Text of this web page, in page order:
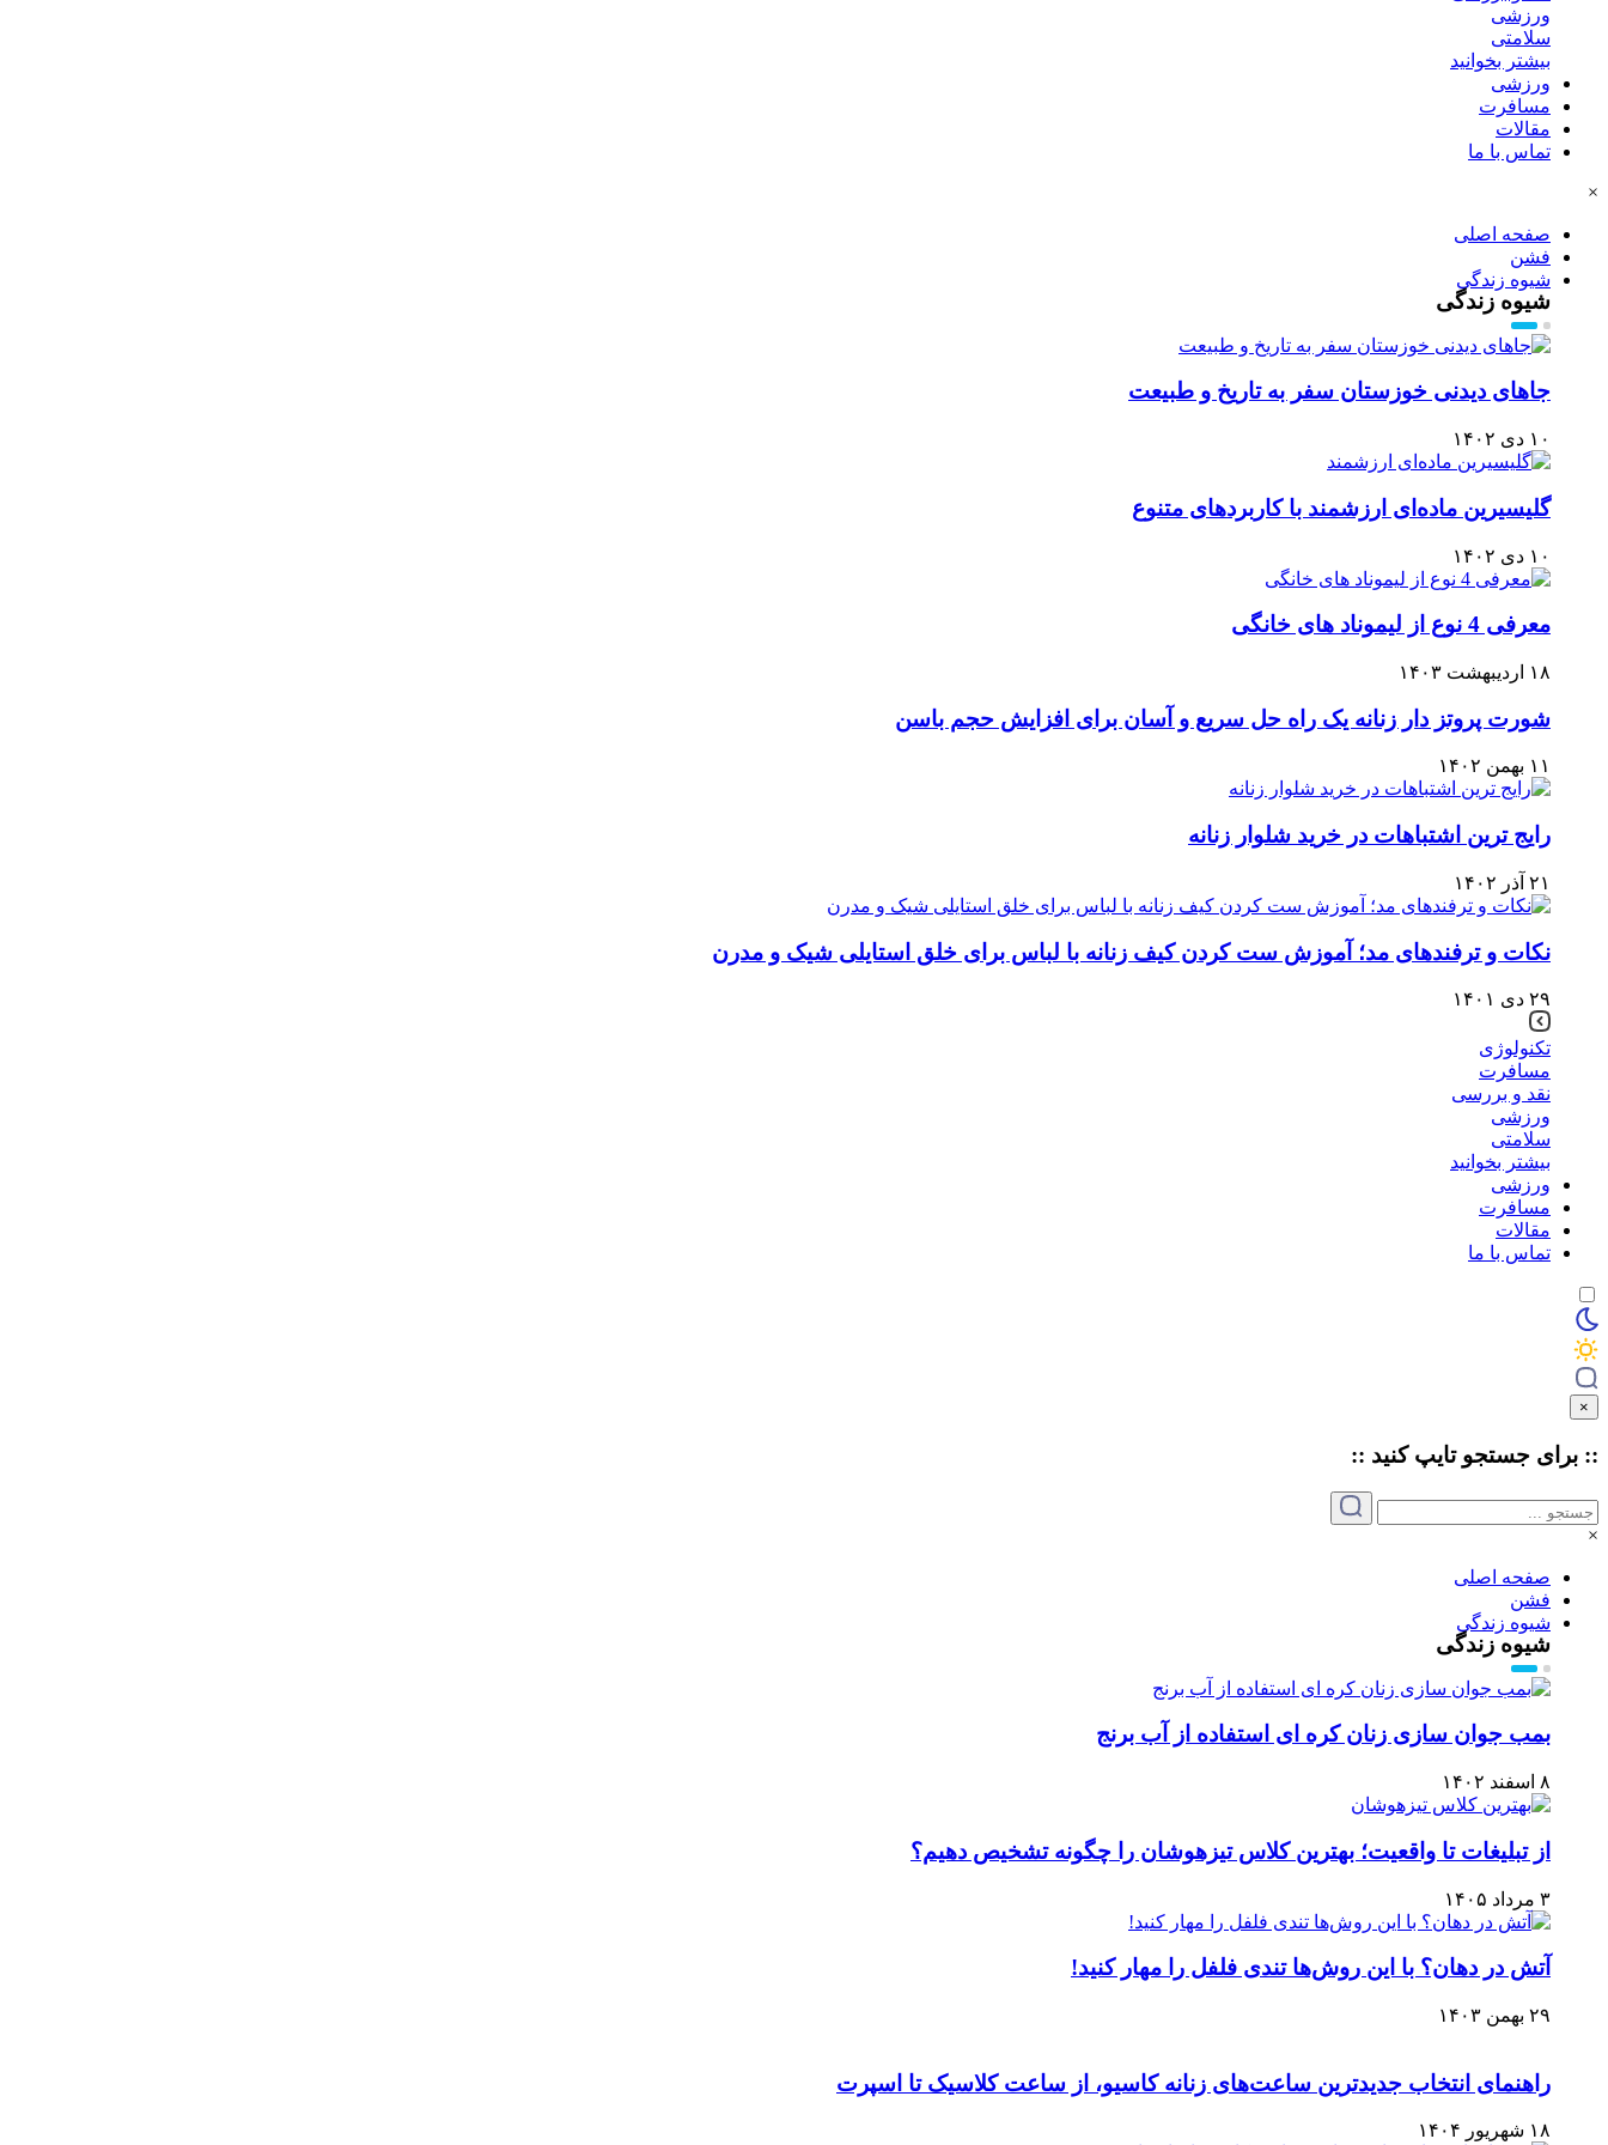
ورزشی
سلامتی
بیشتر بخوانید
ورزشی
مسافرت
مقالات
تماس با ما
×
صفحه اصلی
فشن
شیوه زندگی
شیوه زندگی
جاهای دیدنی خوزستان سفر به تاریخ و طبیعت
۱۰ دی ۱۴۰۲
گلیسیرین ماده‌ای ارزشمند با کاربردهای متنوع
۱۰ دی ۱۴۰۲
معرفی 4 نوع از لیموناد های خانگی
۱۸ اردیبهشت ۱۴۰۳
شورت پروتز دار زنانه یک راه حل سریع و آسان برای افزایش حجم باسن
۱۱ بهمن ۱۴۰۲
رایج ترین اشتباهات در خرید شلوار زنانه
۲۱ آذر ۱۴۰۲
نکات و ترفندهای مد؛ آموزش ست کردن کیف زنانه با لباس برای خلق استایلی شیک و مدرن
۲۹ دی ۱۴۰۱
تکنولوژی
مسافرت
نقد و بررسی
ورزشی
سلامتی
بیشتر بخوانید
ورزشی
مسافرت
مقالات
تماس با ما
×
:: برای جستجو تایپکنید ::
×
صفحه اصلی
فشن
شیوه زندگی
شیوه زندگی
بمب جوان سازی زنان کره ای استفاده از آب برنج
۸ اسفند ۱۴۰۲
از تبلیغات تا واقعیت؛ بهترین کلاس تیزهوشان را چگونه تشخیص دهیم؟
۳ مرداد ۱۴۰۵
آتش در دهان؟ با این روش‌ها تندی فلفل را مهار کنید!
۲۹ بهمن ۱۴۰۳
راهنمای انتخاب جدیدترین ساعت‌های زنانه کاسیو، از ساعت کلاسیک تا اسپرت
۱۸ شهریور ۱۴۰۴